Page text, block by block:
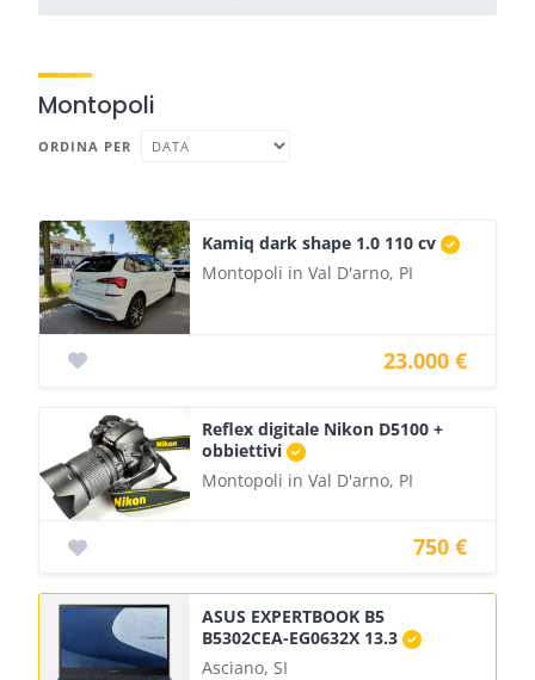
Montopoli
ORDINA PER
Kamiq dark shape 1.0 110 cv
Montopoli in Val D'arno, PI
23.000 €
Reflex digitale Nikon D5100 +
obbiettivi
Montopoli in Val D'arno, PI
750 €
ASUS EXPERTBOOK B5
B5302CEA-EG0632X 13.3
Asciano, SI